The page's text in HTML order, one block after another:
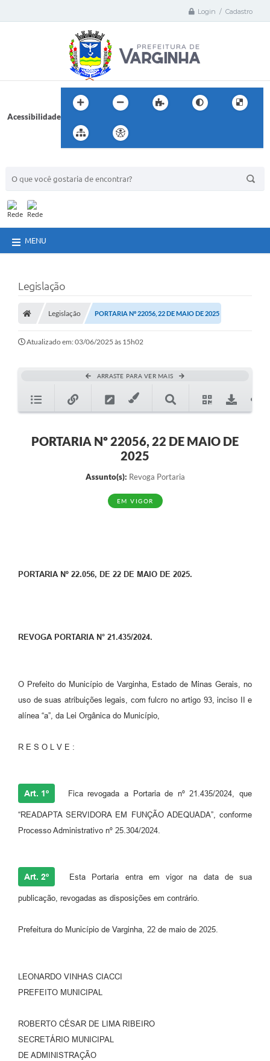
Login / Cadastro
Acessibilidade
MENU
Legislação
Legislação PORTARIA Nº 22056, 22 DE MAIO DE 2025
Atualizado em: 03/06/2025 às 15h02
ARRASTE PARA VER MAIS
PORTARIA Nº 22056, 22 DE MAIO DE
2025
Assunto(s): Revoga Portaria
EM VIGOR
PORTARIA Nº 22.056, DE 22 DE MAIO DE 2025.
REVOGA PORTARIA N° 21.435/2024.
O Prefeito do Município de Varginha, Estado de Minas Gerais, no
uso de suas atribuições legais, com fulcro no artigo 93, inciso II e
alínea “a”, da Lei Orgânica do Município,
R E S O L V E :
Art. 1º Fica revogada a Portaria de nº 21.435/2024, que
“READAPTA SERVIDORA EM FUNÇÃO ADEQUADA”, conforme
Processo Administrativo nº 25.304/2024.
Art. 2º Esta Portaria entra em vigor na data de sua
publicação, revogadas as disposições em contrário.
Prefeitura do Município de Varginha, 22 de maio de 2025.
LEONARDO VINHAS CIACCI
PREFEITO MUNICIPAL
ROBERTO CÉSAR DE LIMA RIBEIRO
SECRETÁRIO MUNICIPAL
DE ADMINISTRAÇÃO